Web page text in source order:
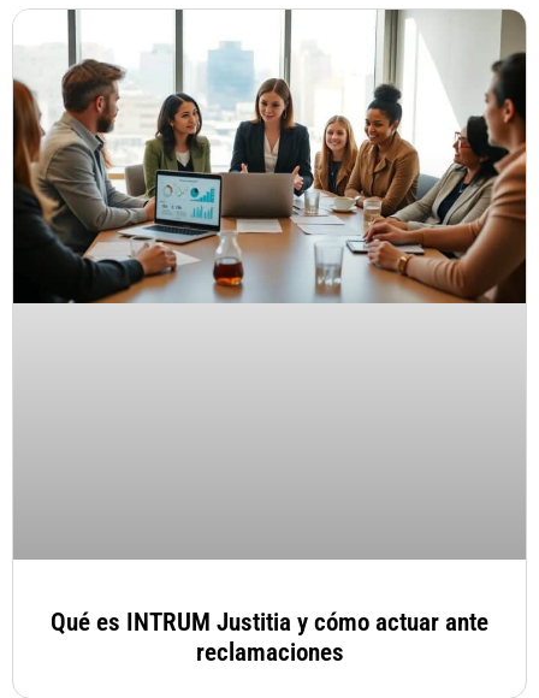
Qué es INTRUM Justitia y cómo actuar ante
reclamaciones